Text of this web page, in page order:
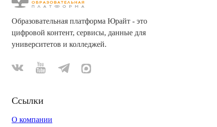
Образовательная платформа Юрайт - это
цифровой контент, сервисы, данные для
университетов и колледжей.
Ссылки
О компании